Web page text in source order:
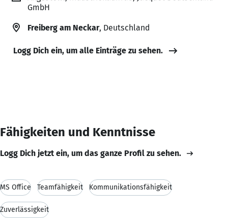
GmbH
Freiberg am Neckar, Deutschland
Logg Dich ein, um alle Einträge zu sehen.
Fähigkeiten und Kenntnisse
Logg Dich jetzt ein, um das ganze Profil zu sehen.
MS Office Teamfähigkeit Kommunikationsfähigkeit
Zuverlässigkeit